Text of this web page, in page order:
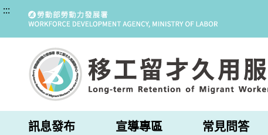
:::
訊息發布 宣導專區 常見問答